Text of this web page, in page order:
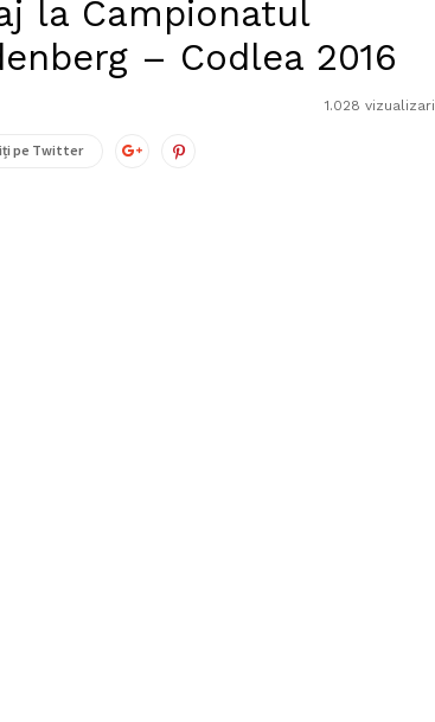
la Campionatul
– Codlea 2016
1.028 vizualizari
pe Twitter